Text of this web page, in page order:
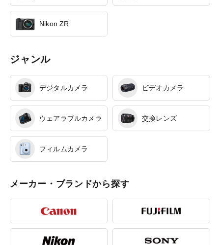
Nikon ZR
ジャンル
デジタルカメラ ビデオカメラ
ウェアラブルカメラ 交換レンズ
フィルムカメラ
メーカー・ブランドから探す